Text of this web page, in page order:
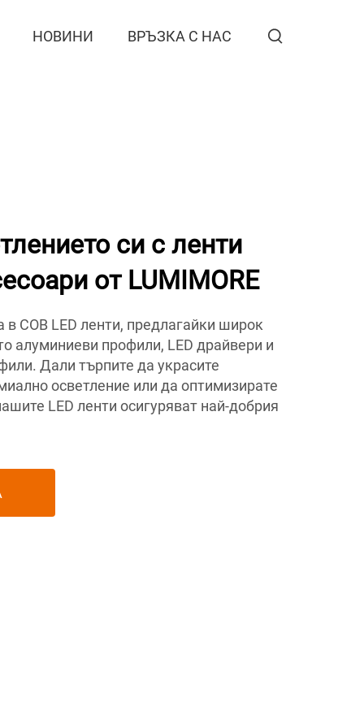
НОВИНИ ВРЪЗКА С НАС
си с ленти
от LUMIMORE
в COB LED ленти, предлагайки широк
алуминиеви профили, LED драйвери и
Дали търпите да украсите
осветление или да оптимизирате
LED ленти осигуряват най-добрия